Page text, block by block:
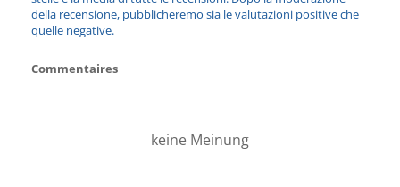
della recensione, pubblicheremo sia le valutazioni positive che
quelle negative.
Commentaires
keine Meinung